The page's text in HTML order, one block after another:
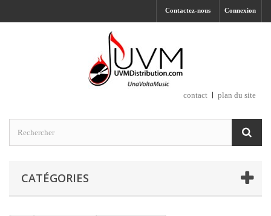
Connexion
Contactez-nous
contact plan du site
CATÉGORIES